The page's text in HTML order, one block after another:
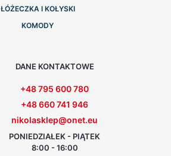
ŁÓŻECZKA I KOŁYSKI
KOMODY
DANE KONTAKTOWE
+48 795 600 780
+48 660 741 946
nikolasklep@onet.eu
PONIEDZIAŁEK - PIĄTEK
8:00 - 16:00